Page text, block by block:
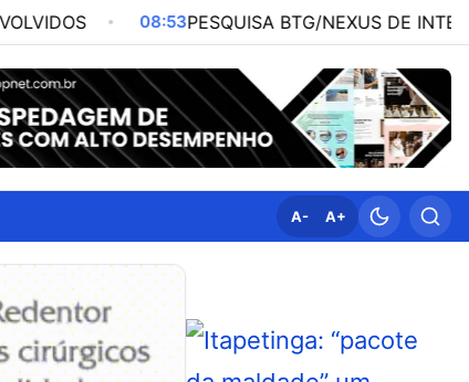
08:53 PESQUISA BTG/NEXUS DE INTENÇÃO DE
A- A+